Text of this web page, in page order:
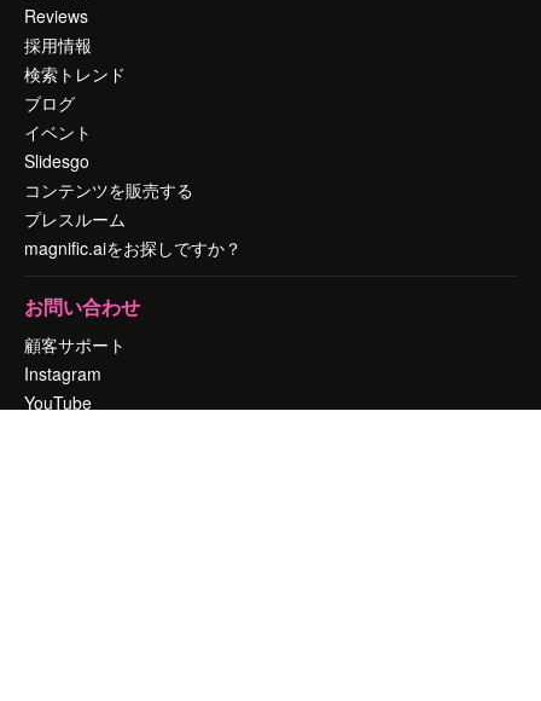
Reviews
採用情報
検索トレンド
ブログ
イベント
Slidesgo
コンテンツを販売する
プレスルーム
magnific.aiをお探しですか？
お問い合わせ
顧客サポート
Instagram
YouTube